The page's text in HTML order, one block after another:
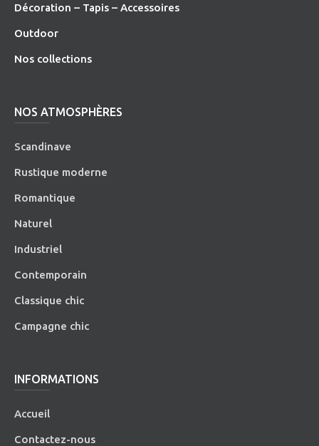
Décoration – Tapis – Accessoires
Outdoor
Nos collections
NOS ATMOSPHÈRES
Scandinave
Rustique moderne
Romantique
Naturel
Industriel
Contemporain
Classique chic
Campagne chic
INFORMATIONS
Accueil
Contactez-nous